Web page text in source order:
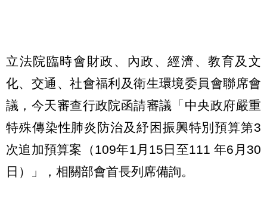
立法院臨時會財政、內政、經濟、教育及文
化、交通、社會福利及衛生環境委員會聯席會
議，今天審查行政院函請審議「中央政府嚴重
特殊傳染性肺炎防治及紓困振興特別預算第3
次追加預算案（109年1月15日至111 年6月30
日）」，相關部會首長列席備詢。